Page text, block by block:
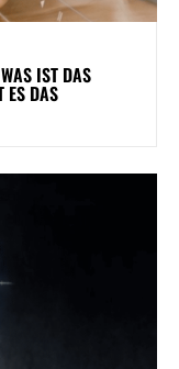
IST DAS
ES DAS